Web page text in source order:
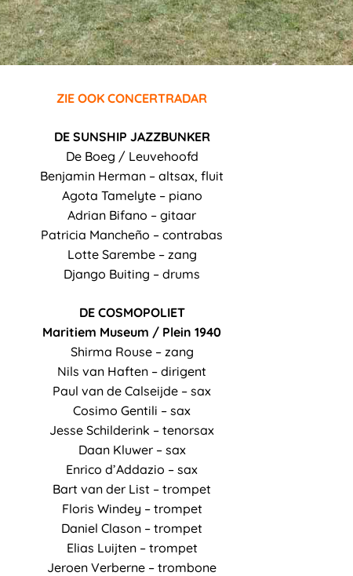
ZIE OOK CONCERTRADAR
DE SUNSHIP JAZZBUNKER
De Boeg / Leuvehoofd
Benjamin Herman – altsax, fluit
Agota Tamelyte – piano
Adrian Bifano – gitaar
Patricia Mancheño – contrabas
Lotte Sarembe – zang
Django Buiting – drums
DE COSMOPOLIET
Maritiem Museum / Plein 1940
Shirma Rouse – zang
Nils van Haften – dirigent
Paul van de Calseijde – sax
Cosimo Gentili – sax
Jesse Schilderink – tenorsax
Daan Kluwer – sax
Enrico d’Addazio – sax
Bart van der List – trompet
Floris Windey – trompet
Daniel Clason – trompet
Elias Luijten – trompet
Jeroen Verberne – trombone